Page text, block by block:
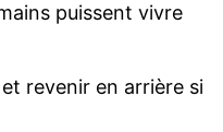
puissent vivre
revenir en arrière si